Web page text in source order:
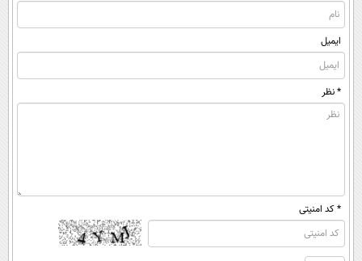
ایمیل
* نظر
* کد امنیتی